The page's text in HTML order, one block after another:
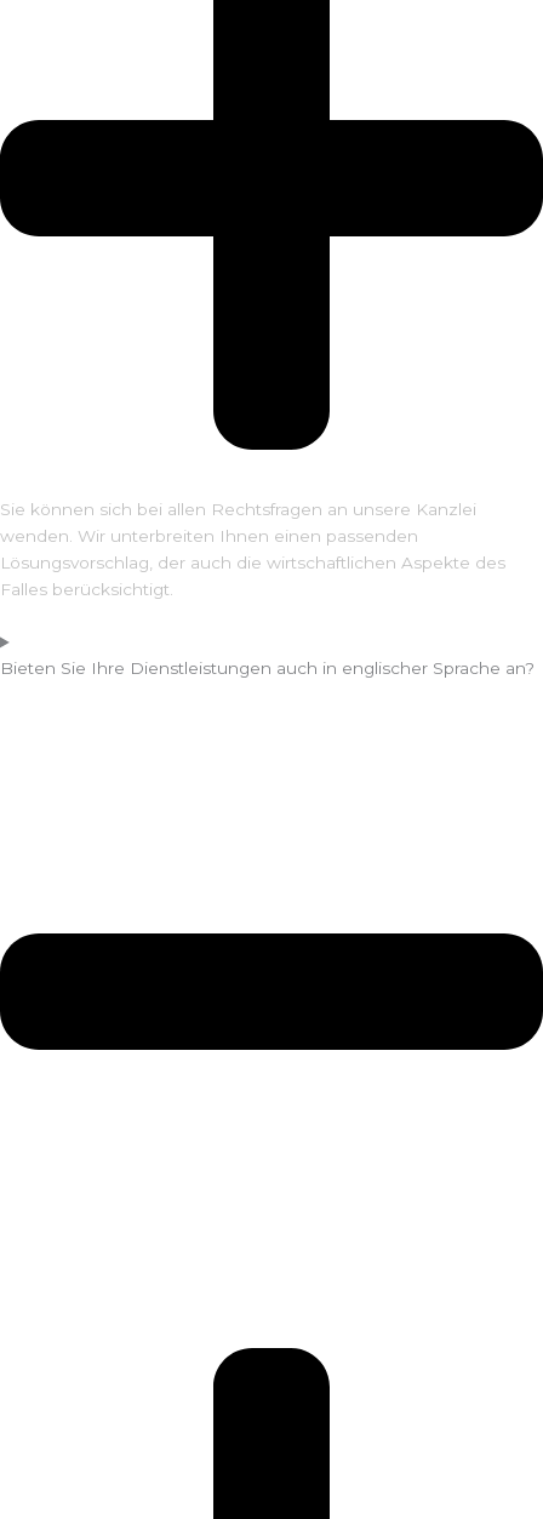
Sie können sich bei allen Rechtsfragen an unsere Kanzlei
wenden. Wir unterbreiten Ihnen einen passenden
Lösungsvorschlag, der auch die wirtschaftlichen Aspekte des
Falles berücksichtigt.
Bieten Sie Ihre Dienstleistungen auch in englischer Sprache an?